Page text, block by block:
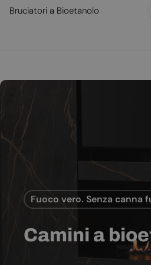
Bruciatori a Bioetanolo
Fuoco vero. Senza canna
Camini a